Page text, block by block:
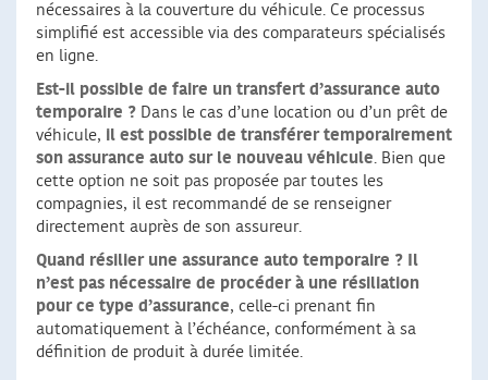
nécessaires à la couverture du véhicule. Ce processus
simplifié est accessible via des comparateurs spécialisés
en ligne.
Est-il possible de faire un transfert d’assurance auto
temporaire ? Dans le cas d’une location ou d’un prêt de
véhicule,
il est possible de transférer temporairement
son assurance auto sur le nouveau véhicule. Bien que
cette option ne soit pas proposée par toutes les
compagnies, il est recommandé de se renseigner
directement auprès de son assureur.
Quand résilier une assurance auto temporaire ?
Il
n’est pas nécessaire de procéder à une résiliation
pour ce type d’assurance, celle-ci prenant fin
automatiquement à l’échéance, conformément à sa
définition de produit à durée limitée.